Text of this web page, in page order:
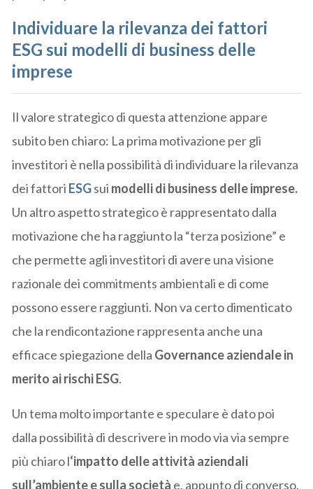
Individuare la rilevanza dei fattori
ESG sui modelli di business delle
imprese
Il valore strategico di questa attenzione appare
subito ben chiaro: La prima motivazione per gli
investitori è nella possibilità di individuare la rilevanza
dei fattori ESGsui modelli di business delle imprese.
Un altro aspetto strategico è rappresentato dalla
motivazione che ha raggiunto la “terza posizione” e
che permette agli investitori di avere una visione
razionale dei commitments ambientali e di come
possono essere raggiunti. Non va certo dimenticato
che la rendicontazione rappresenta anche una
efficace spiegazione della Governance aziendale in
merito ai rischi ESG.
Un tema molto importante e speculare è dato poi
dalla possibilità di descrivere in modo via via sempre
più chiaro l‘impatto delle attività aziendali
sull’ambiente e sulla società e, appunto di converso,